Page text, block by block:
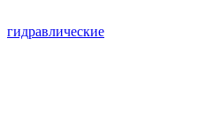
гидравлические